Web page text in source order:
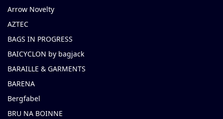
Arrow Novelty
AZTEC
BAGS IN PROGRESS
BAICYCLON by bagjack
BARAILLE & GARMENTS
BARENA
Bergfabel
BRU NA BOINNE